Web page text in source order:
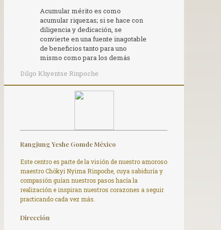
Acumular mérito es como
acumular riquezas; si se hace con
diligencia y dedicación, se
convierte en una fuente inagotable
de beneficios tanto para uno
mismo como para los demás
Dilgo Khyentse Rinpoche
Rangjung Yeshe Gomde México
Este centro es parte de la visión de nuestro amoroso
maestro Chökyi Nyima Rinpoche, cuya sabiduría y
compasión guían nuestros pasos hacía la
realización e inspiran nuestros corazones a seguir
practicando cada vez más.
Dirección